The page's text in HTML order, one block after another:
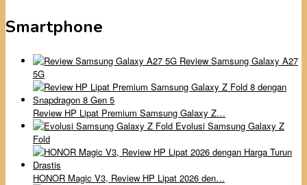
Smartphone
Review Samsung Galaxy A27
5G
Review HP Lipat Premium Samsung Galaxy Z…
Evolusi Samsung Galaxy Z
Fold
HONOR Magic V3, Review HP Lipat 2026 den…